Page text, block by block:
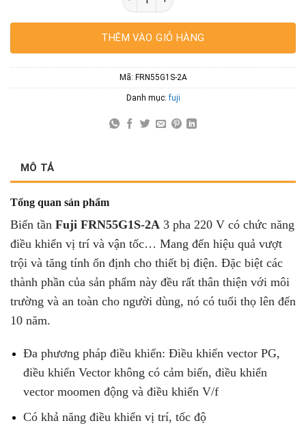
THÊM VÀO GIỎ HÀNG
Mã: FRN55G1S-2A
Danh mục:fuji
MÔ TẢ
Tổng quan sản phẩm
Biến tần Fuji FRN55G1S-2A 3 pha 220 V có chức năng
điều khiển vị trí và vận tốc… Mang đến hiệu quả vượt
trội và tăng tính ổn định cho thiết bị điện. Đặc biệt các
thành phần của sản phẩm này đều rất thân thiện với môi
trường và an toàn cho người dùng, nó có tuổi thọ lên đến
10 năm.
Đa phương pháp điều khiển: Điều khiển vector PG,
điều khiển Vector không có cảm biến, điều khiển
vector moomen động và điều khiển V/f
Có khả năng điều khiển vị trí, tốc độ